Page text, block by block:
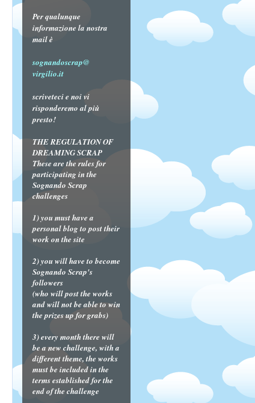
Per qualunque
informazione la nostra
mail è
sognandoscrap@
virgilio.it
scriveteci e noi vi
risponderemo al più
presto!
THE REGULATION OF
DREAMING SCRAP
These are the rules for
participating in the
Sognando Scrap
challenges
1) you must have a
personal blog to post their
work on the site
2) you will have to become
Sognando Scrap's
followers
(who will post the works
and will not be able to win
the prizes up for grabs)
3) every month there will
be a new challenge, with a
different theme, the works
must be included in the
terms established for the
end of the challenge